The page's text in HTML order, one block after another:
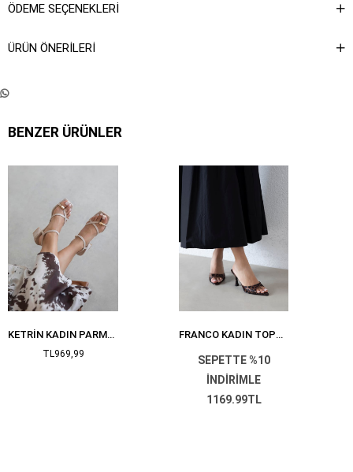
ÖDEME SEÇENEKLERI
ÜRÜN ÖNERILERI
BENZER ÜRÜNLER
KETRIN KADIN PARMAK ARASI SÜET SANDALET BEJ
TL969,99
FRANCO KADIN TOPUKLU SATEN SANDALET LEOPAR
SEPETTE %10
İNDİRİMLE
1169.99TL